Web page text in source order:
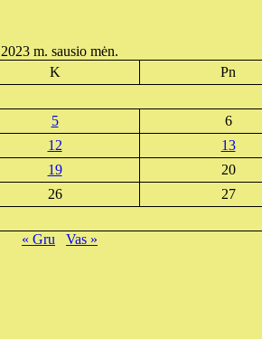
2023 m. sausio mėn.
K Pn
5 6
12 13
19 20
26 27
« Gru
Vas »